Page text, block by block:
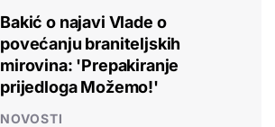
Bakić o najavi Vlade o
povećanju braniteljskih
mirovina: 'Prepakiranje
prijedloga Možemo!'
NOVOSTI